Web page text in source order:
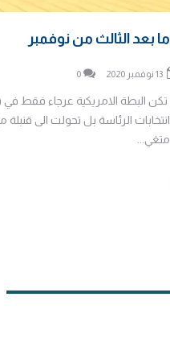
بعد الثالث من نوفمبر
0
تكن البطة الامريكية عرجاء فقط في
الرئاسة بل تحولت الى قنبلة